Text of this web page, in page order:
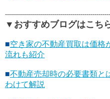
▼おすすめブログはこち
■空き家の不動産買取は価格
流れも紹介
■不動産売却時の必要書類と
わけて解説